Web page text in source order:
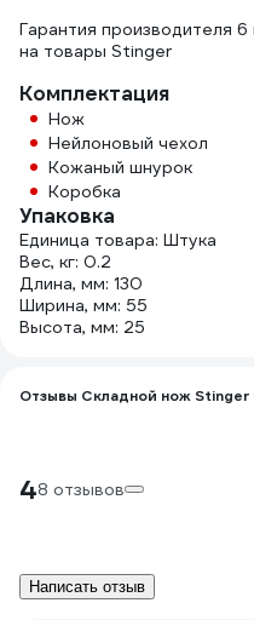
Гарантия производителя
на товары Stinger
Комплектация
Нож
Нейлоновый чехол
Кожаный шнурок
Коробка
Упаковка
Единица товара: Штука
Вес, кг: 0.2
Длина, мм: 130
Ширина, мм: 55
Высота, мм: 25
Отзывы Складной нож
48 отзывов
Написать отзыв